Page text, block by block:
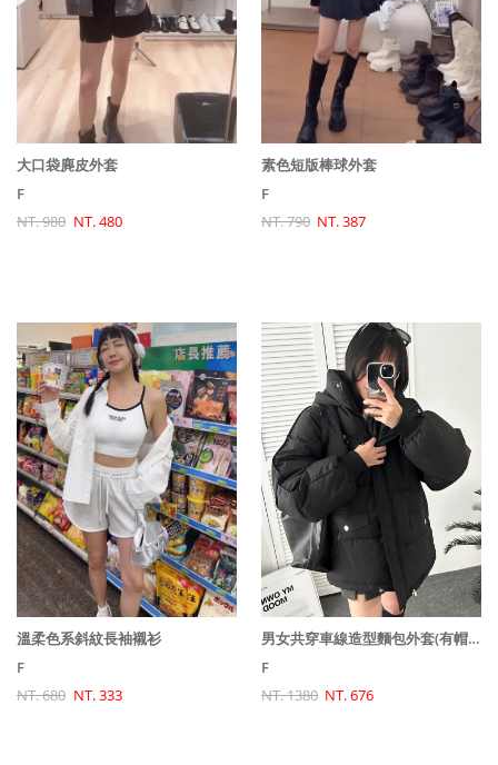
大口袋麂皮外套
F
NT. 980 NT. 480
素色短版棒球外套
F
NT. 790 NT. 387
溫柔色系斜紋長袖襯衫
F
NT. 680 NT. 333
男女共穿車線造型麵包外套(有帽子)
F
NT. 1380 NT. 676